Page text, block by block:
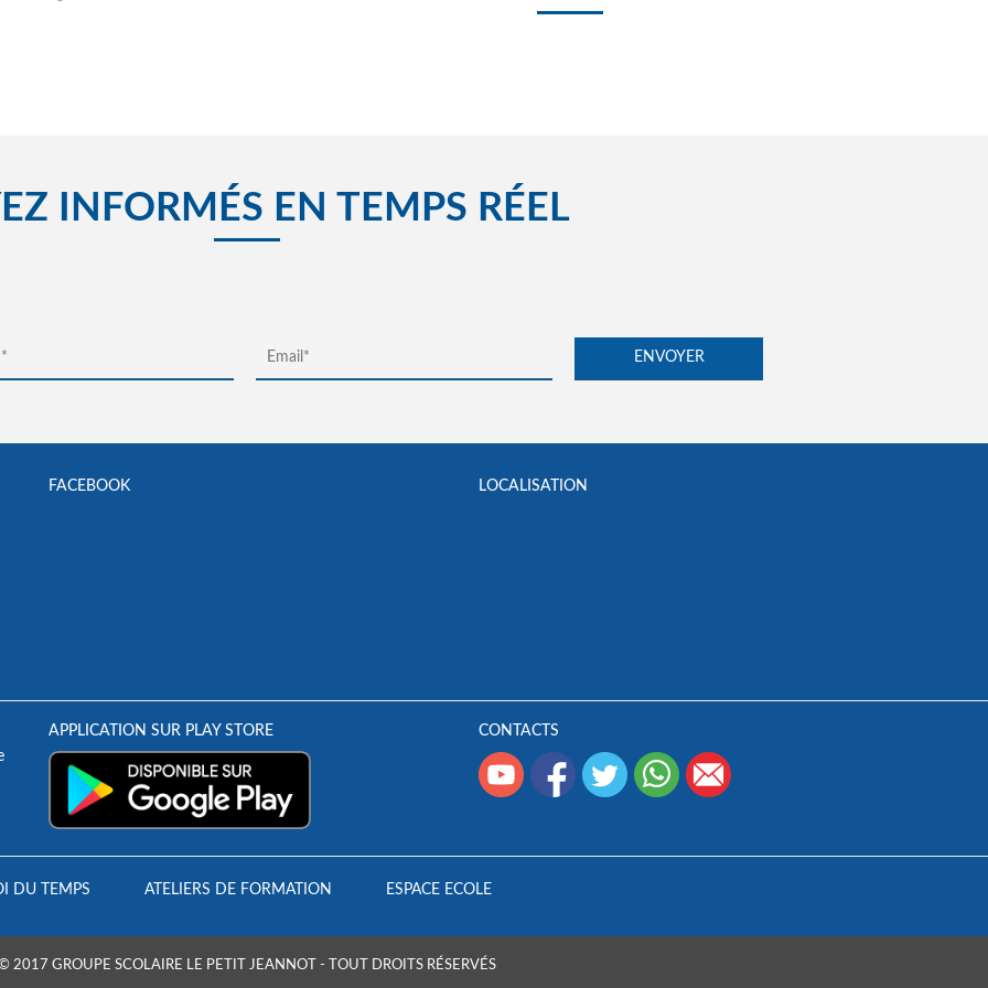
INFORMÉS EN TEMPS RÉEL
FACEBOOK LOCALISATION
APPLICATION SUR PLAY STORE CONTACTS
DU TEMPS ATELIERS DE FORMATION ESPACE ECOLE
2017 GROUPE SCOLAIRE LE PETIT JEANNOT - TOUT DROITS RÉSERVÉS